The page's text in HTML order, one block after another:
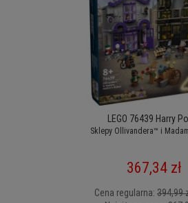
LEGO 76439 Harry
Sklepy Ollivandera™ i
367,34 zł
Cena regularna: 394,99